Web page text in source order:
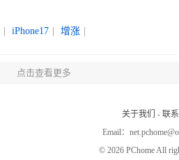
iPhone17 增涨
K100 Pro双旗舰满
列两款旗舰新机，将于8月11日举办新
点击查看更多
关于我们 - 联系
Email：
© 2026 PChome All